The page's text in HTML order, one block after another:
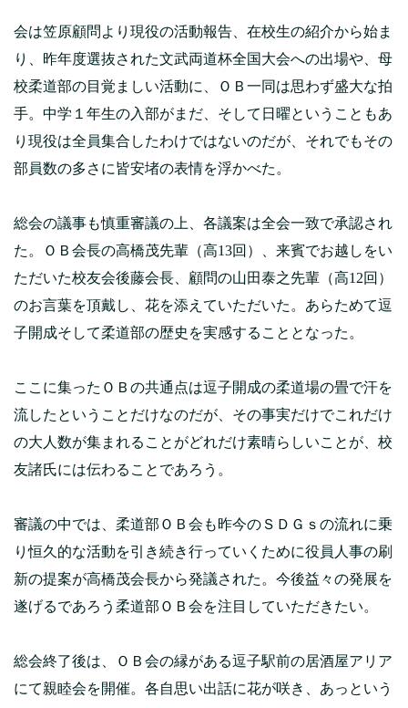
会は笠原顧問より現役の活動報告、在校生の紹介から始ま
り、昨年度選抜された文武両道杯全国大会への出場や、母
校柔道部の目覚ましい活動に、ＯＢ一同は思わず盛大な拍
手。中学１年生の入部がまだ、そして日曜ということもあ
り現役は全員集合したわけではないのだが、それでもその
部員数の多さに皆安堵の表情を浮かべた。
総会の議事も慎重審議の上、各議案は全会一致で承認され
た。ＯＢ会長の高橋茂先輩（高13回）、来賓でお越しをい
ただいた校友会後藤会長、顧問の山田泰之先輩（高12回）
のお言葉を頂戴し、花を添えていただいた。あらためて逗
子開成そして柔道部の歴史を実感することとなった。
ここに集ったＯＢの共通点は逗子開成の柔道場の畳で汗を
流したということだけなのだが、その事実だけでこれだけ
の大人数が集まれることがどれだけ素晴らしいことが、校
友諸氏には伝わることであろう。
審議の中では、柔道部ＯＢ会も昨今のＳＤＧｓの流れに乗
り恒久的な活動を引き続き行っていくために役員人事の刷
新の提案が高橋茂会長から発議された。今後益々の発展を
遂げるであろう柔道部ＯＢ会を注目していただきたい。
総会終了後は、ＯＢ会の縁がある逗子駅前の居酒屋アリア
にて親睦会を開催。各自思い出話に花が咲き、あっという